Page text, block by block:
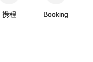
携程 Booking